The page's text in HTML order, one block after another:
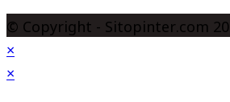
© Copyright - Sitopinter.com
×
×